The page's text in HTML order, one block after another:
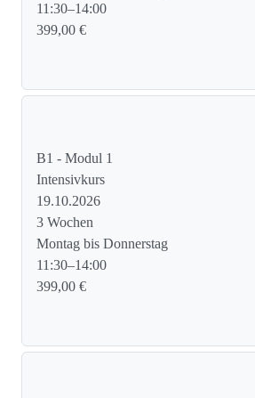
11:30–14:00
399,00 €
B1 - Modul 1
Intensivkurs
19.10.2026
3 Wochen
Montag bis Donnerstag
11:30–14:00
399,00 €